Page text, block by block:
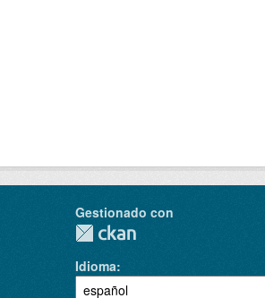
Gestionado con
Idioma